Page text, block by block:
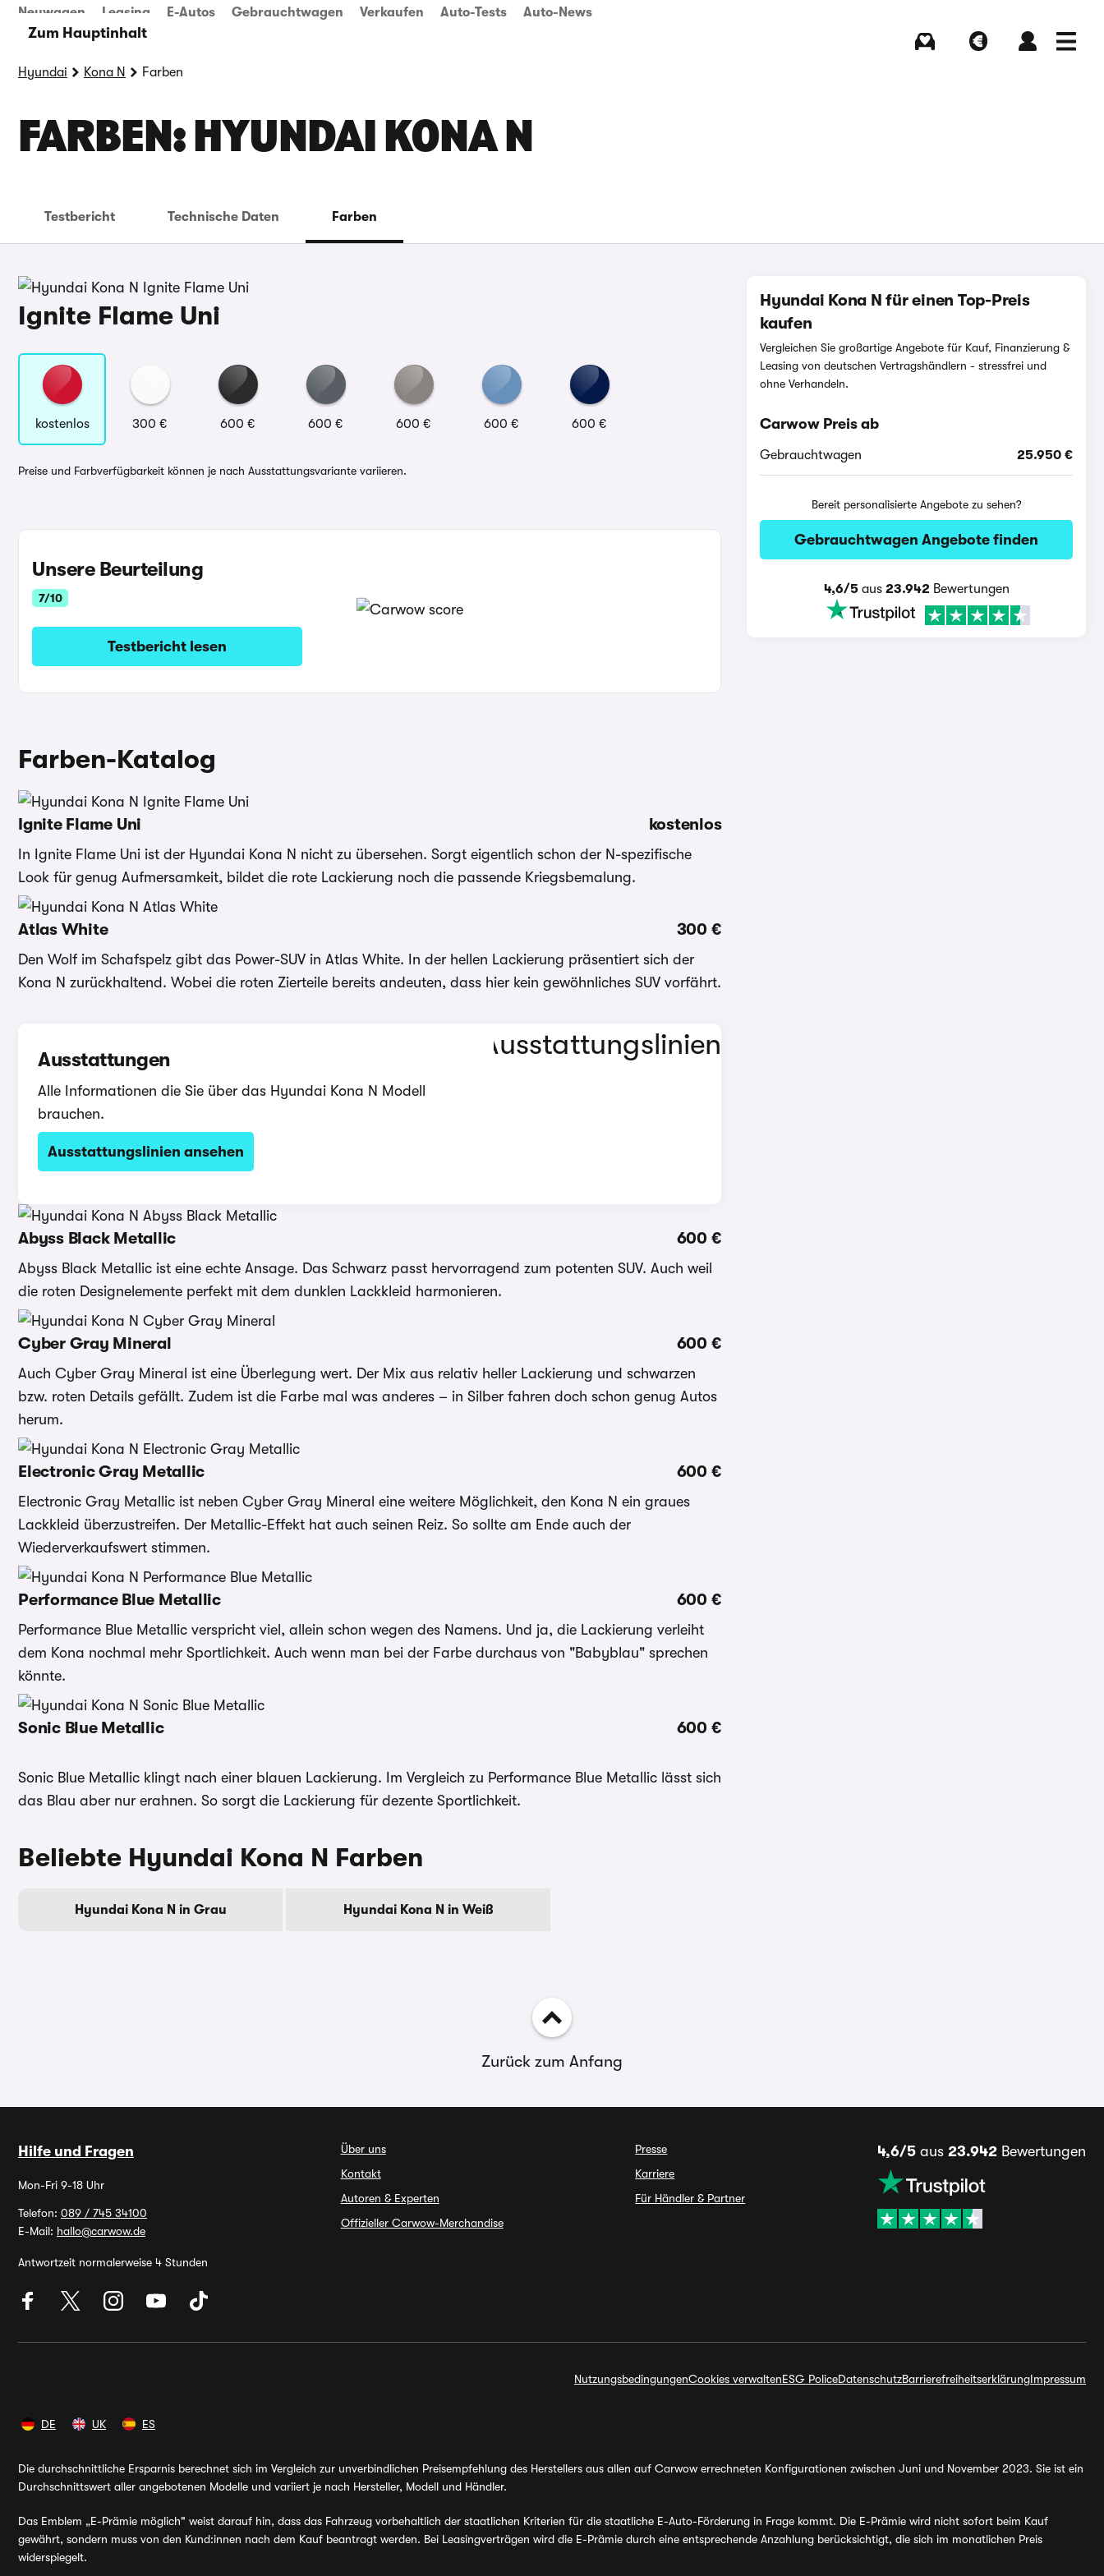
Zum Hauptinhalt
Neuwagen Leasing E-Autos Gebrauchtwagen Verkaufen Auto-Tests Auto-News
Hyundai Kona N Farben
FARBEN: HYUNDAI KONA N
Testbericht Technische Daten Farben
Ignite Flame Uni
kostenlos 300 € 600 € 600 € 600 € 600 € 600 €
Preise und Farbverfügbarkeit können je nach Ausstattungsvariante variieren.
Unsere Beurteilung
7/10
Testbericht lesen
Farben-Katalog
Ignite Flame Uni kostenlos
In Ignite Flame Uni ist der Hyundai Kona N nicht zu übersehen. Sorgt eigentlich schon der N-spezifische
Look für genug Aufmersamkeit, bildet die rote Lackierung noch die passende Kriegsbemalung.
Atlas White 300 €
Den Wolf im Schafspelz gibt das Power-SUV in Atlas White. In der hellen Lackierung präsentiert sich der
Kona N zurückhaltend. Wobei die roten Zierteile bereits andeuten, dass hier kein gewöhnliches SUV vorfährt.
Ausstattungen
Alle Informationen die Sie über das Hyundai Kona N Modell
brauchen.
Ausstattungslinien ansehen
Abyss Black Metallic 600 €
Abyss Black Metallic ist eine echte Ansage. Das Schwarz passt hervorragend zum potenten SUV. Auch weil
die roten Designelemente perfekt mit dem dunklen Lackkleid harmonieren.
Cyber Gray Mineral 600 €
Auch Cyber Gray Mineral ist eine Überlegung wert. Der Mix aus relativ heller Lackierung und schwarzen
bzw. roten Details gefällt. Zudem ist die Farbe mal was anderes – in Silber fahren doch schon genug Autos
herum.
Electronic Gray Metallic 600 €
Electronic Gray Metallic ist neben Cyber Gray Mineral eine weitere Möglichkeit, den Kona N ein graues
Lackkleid überzustreifen. Der Metallic-Effekt hat auch seinen Reiz. So sollte am Ende auch der
Wiederverkaufswert stimmen.
Performance Blue Metallic 600 €
Performance Blue Metallic verspricht viel, allein schon wegen des Namens. Und ja, die Lackierung verleiht
dem Kona nochmal mehr Sportlichkeit. Auch wenn man bei der Farbe durchaus von "Babyblau" sprechen
könnte.
Sonic Blue Metallic 600 €
Sonic Blue Metallic klingt nach einer blauen Lackierung. Im Vergleich zu Performance Blue Metallic lässt sich
das Blau aber nur erahnen. So sorgt die Lackierung für dezente Sportlichkeit.
Hyundai Kona N für einen Top-Preis
kaufen
Vergleichen Sie großartige Angebote für Kauf, Finanzierung &
Leasing von deutschen Vertragshändlern - stressfrei und
ohne Verhandeln.
Carwow Preis ab
Gebrauchtwagen 25.950 €
Bereit personalisierte Angebote zu sehen?
Gebrauchtwagen Angebote finden
4,6/5aus 23.942 Bewertungen
Beliebte Hyundai Kona N Farben
Hyundai Kona N in Grau Hyundai Kona N in Weiß
Zurück zum Anfang
Hilfe und Fragen
Mon-Fri 9-18 Uhr
Telefon: 089 / 745 34100
E-Mail: hallo@carwow.de
Antwortzeit normalerweise 4 Stunden
Über uns
Kontakt
Autoren & Experten
Offizieller Carwow-Merchandise
Presse
Karriere
Für Händler & Partner
4,6/5aus 23.942Bewertungen
NutzungsbedingungenCookies verwaltenESG PoliceDatenschutzBarrierefreiheitserklärungImpressum
DE UK ES
Die durchschnittliche Ersparnis berechnet sich im Vergleich zur unverbindlichen Preisempfehlung des Herstellers aus allen auf Carwow errechneten Konfigurationen zwischen Juni und November 2023. Sie ist ein
Durchschnittswert aller angebotenen Modelle und variiert je nach Hersteller, Modell und Händler.
Das Emblem „E-Prämie möglich" weist darauf hin, dass das Fahrzeug vorbehaltlich der staatlichen Kriterien für die staatliche E-Auto-Förderung in Frage kommt. Die E-Prämie wird nicht sofort beim Kauf
gewährt, sondern muss von den Kund:innen nach dem Kauf beantragt werden. Bei Leasingverträgen wird die E-Prämie durch eine entsprechende Anzahlung berücksichtigt, die sich im monatlichen Preis
widerspiegelt.